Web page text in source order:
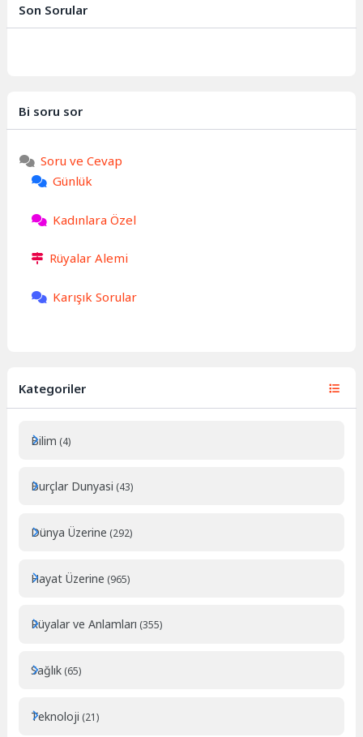
dünyalardır....
Son Sorular
Bi soru sor
Soru ve Cevap
Günlük
Kadınlara Özel
Rüyalar Alemi
Karışık Sorular
Kategoriler
Bilim (4)
Burçlar Dunyasi (43)
Dünya Üzerine (292)
Hayat Üzerine (965)
Rüyalar ve Anlamları (355)
Sağlık (65)
Teknoloji (21)